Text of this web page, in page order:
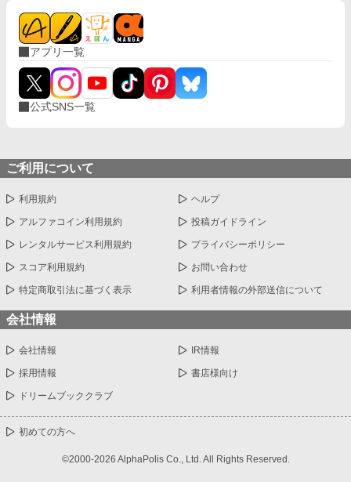
アプリ一覧
公式SNS一覧
ご利用について
利用規約 ヘルプ
アルファコイン利用規約 投稿ガイドライン
レンタルサービス利用規約 プライバシーポリシー
スコア利用規約 お問い合わせ
特定商取引法に基づく表示 利用者情報の外部送信について
会社情報
会社情報 IR情報
採用情報 書店様向け
ドリームブッククラブ
初めての方へ
©2000-2026 AlphaPolis Co., Ltd. All Rights Reserved.